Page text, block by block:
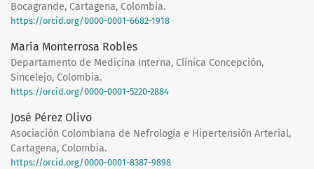
Bocagrande, Cartagena, Colombia.
https://orcid.org/0000-0001-6682-1918
María Monterrosa Robles
Departamento de Medicina Interna, Clínica Concepción,
Sincelejo, Colombia.
https://orcid.org/0000-0001-5220-2884
José Pérez Olivo
Asociación Colombiana de Nefrología e Hipertensión Arterial,
Cartagena, Colombia.
https://orcid.org/0000-0001-8387-9898